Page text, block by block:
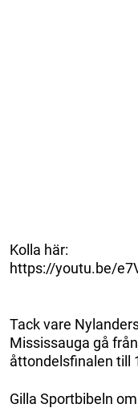
Kolla här:
https://youtu.be/
Tack vare
Mississauga gå
åttondelsfinalen till
Gilla Sportbibeln